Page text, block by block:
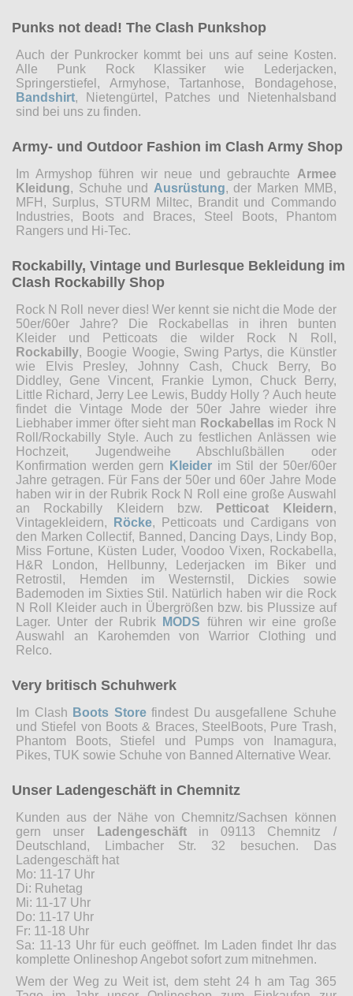
Punks not dead! The Clash Punkshop
Auch der Punkrocker kommt bei uns auf seine Kosten.
Alle Punk Rock Klassiker wie Lederjacken,
Springerstiefel, Armyhose, Tartanhose, Bondagehose,
Bandshirt, Nietengürtel, Patches und Nietenhalsband
sind bei uns zu finden.
Army- und Outdoor Fashion im Clash Army Shop
Im Armyshop führen wir neue und gebrauchte Armee
Kleidung, Schuhe und Ausrüstung, der Marken MMB,
MFH, Surplus, STURM Miltec, Brandit und Commando
Industries, Boots and Braces, Steel Boots, Phantom
Rangers und Hi-Tec.
Rockabilly, Vintage und Burlesque Bekleidung im
Clash Rockabilly Shop
Rock N Roll never dies! Wer kennt sie nicht die Mode der
50er/60er Jahre? Die Rockabellas in ihren bunten
Kleider und Petticoats die wilder Rock N Roll,
Rockabilly, Boogie Woogie, Swing Partys, die Künstler
wie Elvis Presley, Johnny Cash, Chuck Berry, Bo
Diddley, Gene Vincent, Frankie Lymon, Chuck Berry,
Little Richard, Jerry Lee Lewis, Buddy Holly ? Auch heute
findet die Vintage Mode der 50er Jahre wieder ihre
Liebhaber immer öfter sieht man Rockabellas im Rock N
Roll/Rockabilly Style. Auch zu festlichen Anlässen wie
Hochzeit, Jugendweihe Abschlußbällen oder
Konfirmation werden gern
Kleiderim Stil der 50er/60er
Jahre getragen. Für Fans der 50er und 60er Jahre Mode
haben wir in der Rubrik Rock N Roll eine große Auswahl
an Rockabilly Kleidern bzw.
Petticoat Kleidern,
Vintagekleidern,
Röcke, Petticoats und Cardigans von
den Marken Collectif, Banned, Dancing Days, Lindy Bop,
Miss Fortune, Küsten Luder, Voodoo Vixen, Rockabella,
H&R London, Hellbunny, Lederjacken im Biker und
Retrostil, Hemden im Westernstil, Dickies sowie
Bademoden im Sixties Stil. Natürlich haben wir die Rock
N Roll Kleider auch in Übergrößen bzw. bis Plussize auf
Lager. Unter der Rubrik
MODS führen wir eine große
Auswahl an Karohemden von Warrior Clothing und
Relco.
Very britisch Schuhwerk
Im Clash Boots Storefindest Du ausgefallene Schuhe
und Stiefel von Boots & Braces, SteelBoots, Pure Trash,
Phantom Boots, Stiefel und Pumps von Inamagura,
Pikes, TUK sowie Schuhe von Banned Alternative Wear.
Unser Ladengeschäft in Chemnitz
Kunden aus der Nähe von Chemnitz/Sachsen können
gern unser
Ladengeschäftin 09113 Chemnitz /
Deutschland, Limbacher Str. 32 besuchen. Das
Ladengeschäft hat
Mo: 11-17 Uhr
Di: Ruhetag
Mi: 11-17 Uhr
Do: 11-17 Uhr
Fr: 11-18 Uhr
Sa: 11-13 Uhr für euch geöffnet. Im Laden findet Ihr das
komplette Onlineshop Angebot sofort zum mitnehmen.
Wem der Weg zu Weit ist, dem steht 24 h am Tag 365